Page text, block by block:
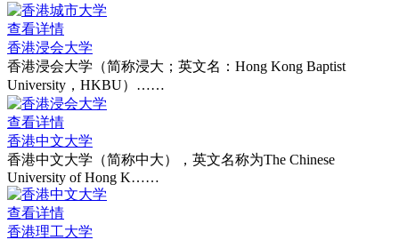
查看详情
香港浸会大学
香港浸会大学（简称浸大；英文名：Hong Kong Baptist
University，HKBU）……
查看详情
香港中文大学
香港中文大学（简称中大），英文名称为The Chinese
University of Hong K……
查看详情
香港理工大学